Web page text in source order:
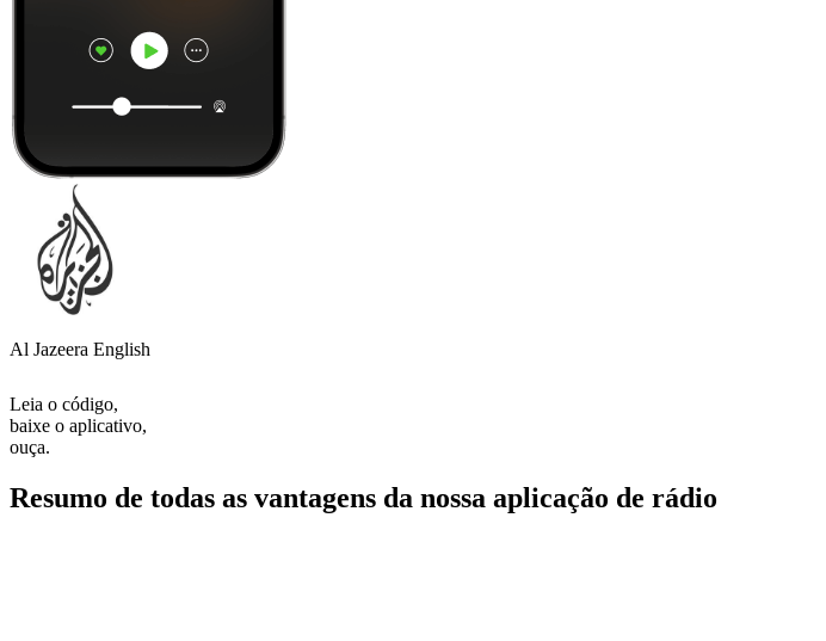
Al Jazeera English
Leia o código,
baixe o aplicativo,
ouça.
Resumo de todas as vantagens da nossa aplicação de rádio